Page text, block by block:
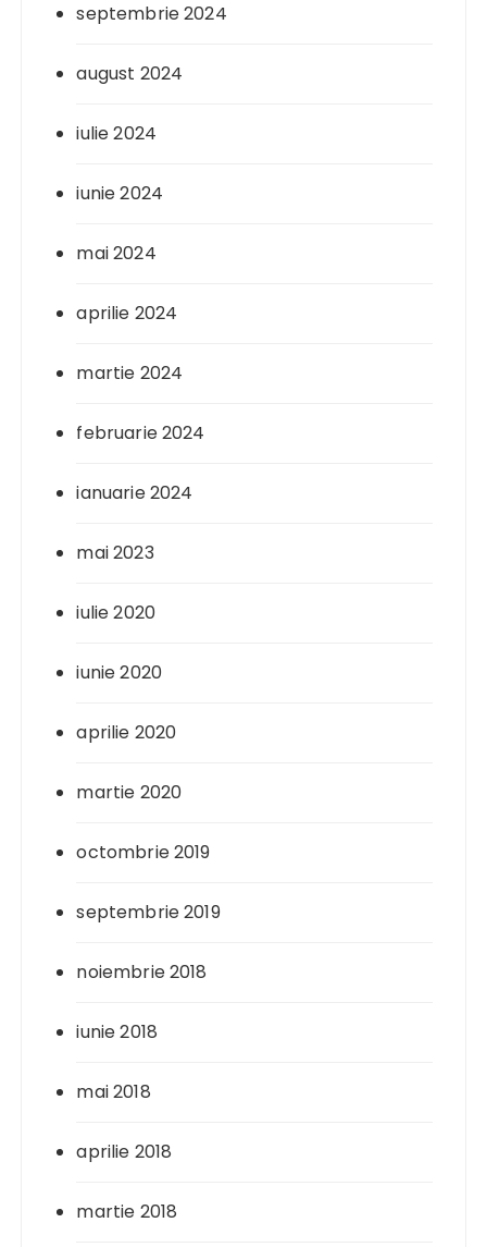
septembrie 2024
august 2024
iulie 2024
iunie 2024
mai 2024
aprilie 2024
martie 2024
februarie 2024
ianuarie 2024
mai 2023
iulie 2020
iunie 2020
aprilie 2020
martie 2020
octombrie 2019
septembrie 2019
noiembrie 2018
iunie 2018
mai 2018
aprilie 2018
martie 2018